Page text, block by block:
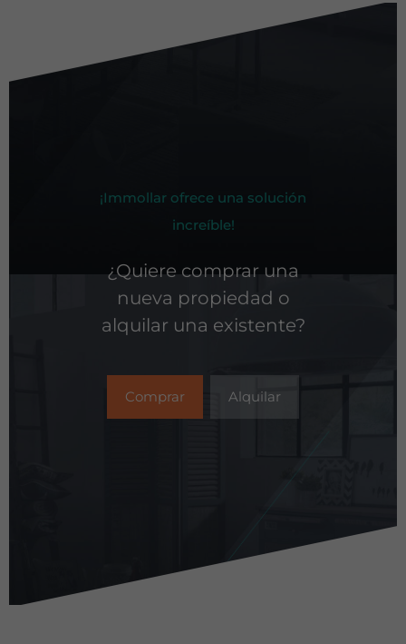
¡Immollar ofrece una solución
increíble!
¿Quiere comprar una
nueva propiedad o
alquilar una existente?
Comprar Alquilar